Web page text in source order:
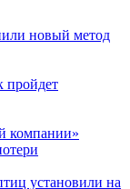
новый метод
пройдет
компании»
установили на